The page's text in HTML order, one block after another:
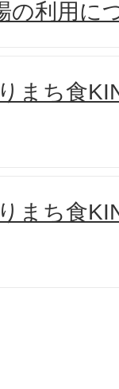
の利用に
まち食
まち食